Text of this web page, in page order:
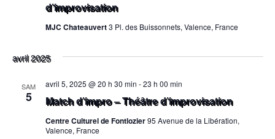
d’improvisation
MJC Chateauvert3 Pl. des Buissonnets, Valence, France
avril 2025
SAM
5 Match d’impro – Théâtre d’improvisation
avril 5, 2025 @ 20 h 30 min -23 h 00 min
Centre Culturel de Fontlozier95 Avenue de la Libération,
Valence, France